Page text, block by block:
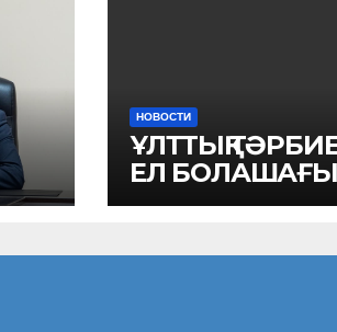
НОВОСТИ
ҰЛТТЫҚ
ЕЛ БОЛАШАҒЫ